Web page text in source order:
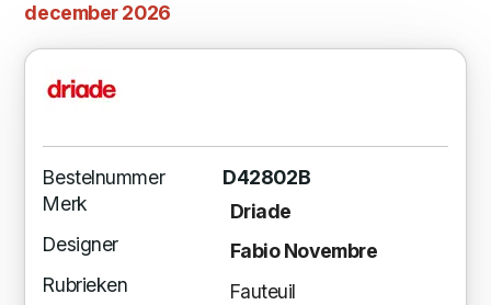
december 2026
Bestelnummer
D42802B
Merk
Driade
Designer
Fabio Novembre
Rubrieken
Fauteuil